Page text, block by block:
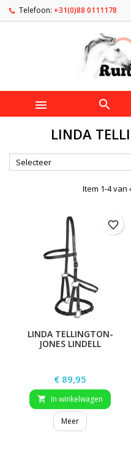
Telefoon: +31(0)88 0111178
 
LINDA
Selecteer
Item 1-4 van
LINDA TELLINGTON-
JONES LINDELL
Prijs
€ 89,95
 In winkelwagen
Meer
favorite_border